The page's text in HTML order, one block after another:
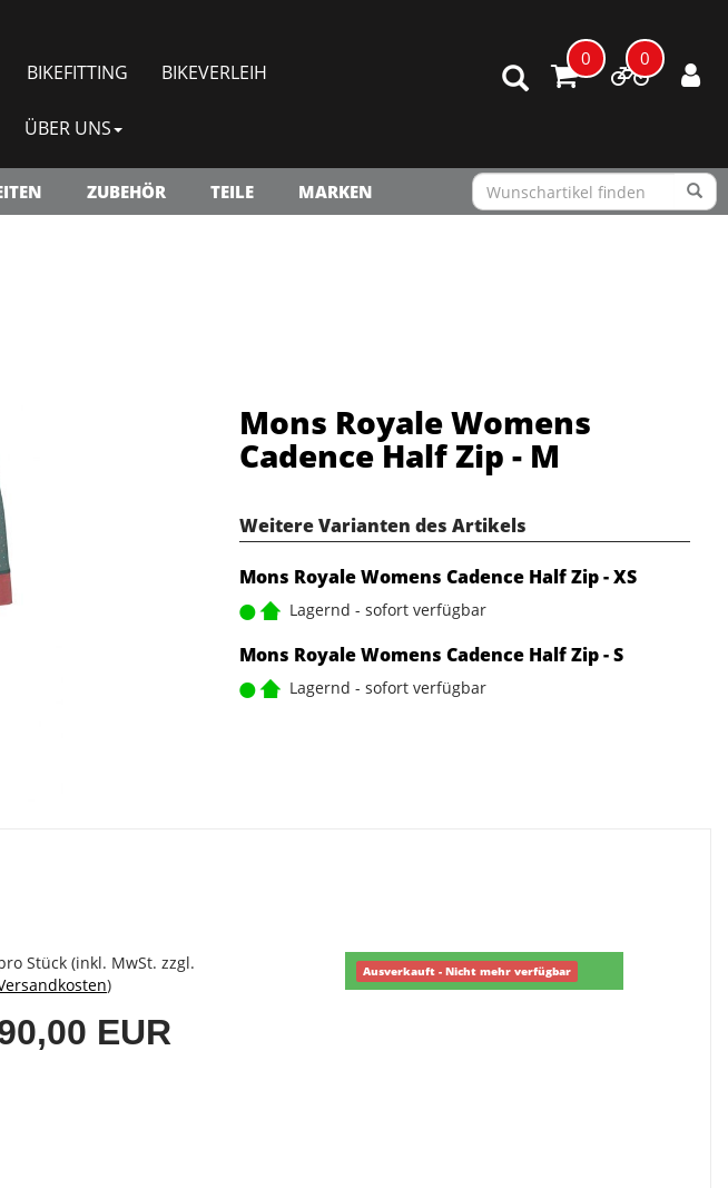
0 0
BIKEFITTING BIKEVERLEIH
ÜBER UNS
ZUBEHÖR TEILE MARKEN
Mons Royale Womens
Cadence Half Zip - M
Weitere Varianten des Artikels
Mons Royale Womens Cadence Half Zip - XS
Lagernd - sofort verfügbar
Mons Royale Womens Cadence Half Zip - S
Lagernd - sofort verfügbar
Stück (inkl. MwSt. zzgl.
)
EUR
Ausverkauft - Nicht mehr verfügbar